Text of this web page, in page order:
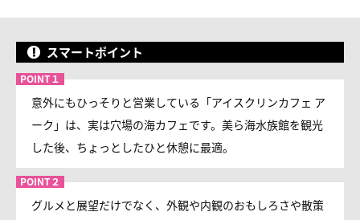
スマートポイント
意外にもひっそりと営業している「アイスクリンカフェ ア
ーク」は、実は穴場の海カフェです。美ら海水族館を観光
した後、ちょっとしたひと休憩に最適。
グルメと展望だけでなく、外観や内観のおもしろさや散策